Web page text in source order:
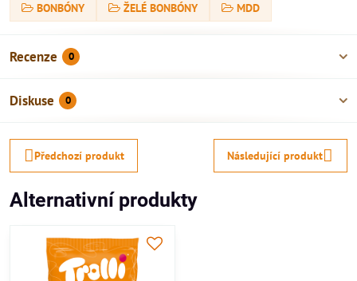
BONBÓNY ŽELÉ BONBÓNY MDD
Recenze 0
Diskuse 0
Předchozí produkt Následující produkt
Alternativní produkty